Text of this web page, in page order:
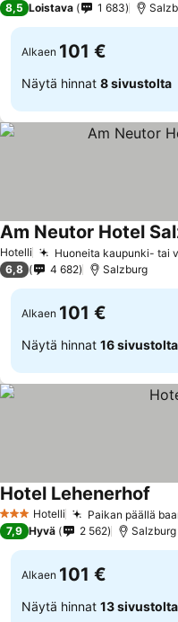
8,5 Loistava 1 683
Alkaen 101 €
Näytä hinnat 8 sivustolta
Hotelli Huoneita kaupunki- tai
Am Neutor Hotel
6,8 4 682 Salzburg
Alkaen 101 €
Näytä hinnat 16 sivustolta
3 Tähtiluokitus
Hotelli Paikan päällä
Hotel Lehenerhof
7,9 Hyvä 2 562 Salzburg
Alkaen 101 €
Näytä hinnat 13 sivustolta